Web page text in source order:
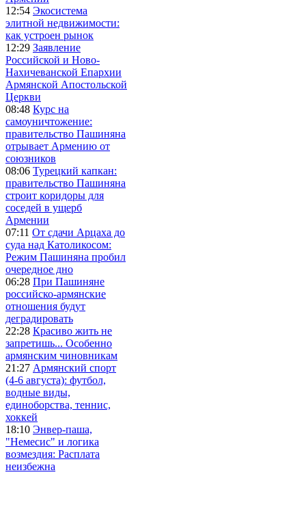
12:54 Экосистема
элитной недвижимости:
как устроен рынок
12:29 Заявление
Российской и Ново-
Нахичеванской Епархии
Армянской Апостольской
Церкви
08:48 Курс на
самоуничтожение:
правительство Пашиняна
отрывает Армению от
союзников
08:06 Турецкий капкан:
правительство Пашиняна
строит коридоры для
соседей в ущерб
Армении
07:11 От сдачи Арцаха до
суда над Католикосом:
Режим Пашиняна пробил
очередное дно
06:28 При Пашиняне
российско-армянские
отношения будут
деградировать
22:28 Красиво жить не
запретишь... Особенно
армянским чиновникам
21:27 Армянский спорт
(4-6 августа): футбол,
водные виды,
единоборства, теннис,
хоккей
18:10 Энвер-паша,
"Немесис" и логика
возмездия: Расплата
неизбежна